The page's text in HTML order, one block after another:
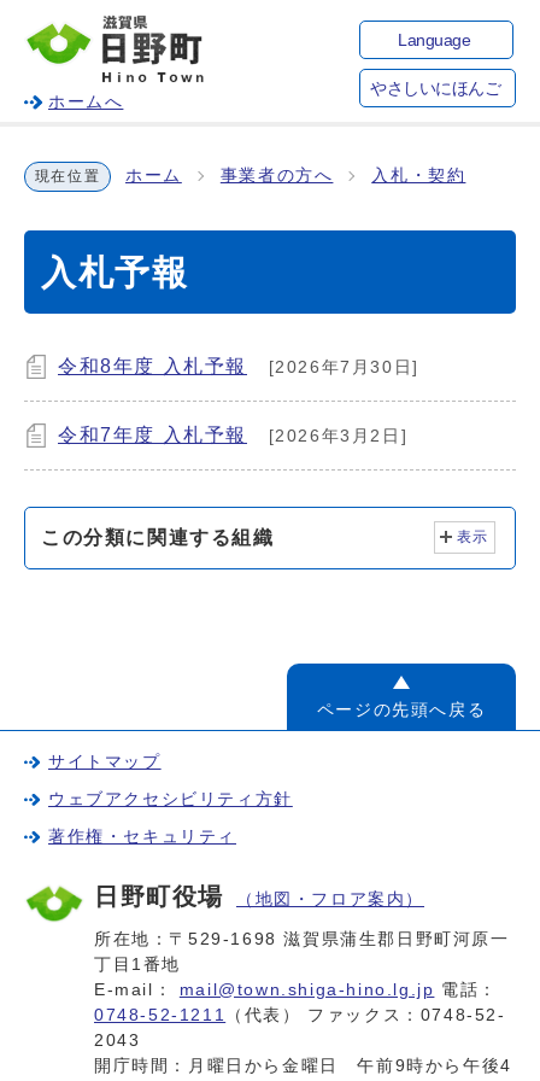
ホームへ
Language
やさしいにほんご
現在位置 ホーム 事業者の方へ 入札・契約
入札予報
令和8年度 入札予報 [2026年7月30日]
令和7年度 入札予報 [2026年3月2日]
この分類に関連する組織 表示
ページの先頭へ戻る
サイトマップ
ウェブアクセシビリティ方針
著作権・セキュリティ
日野町役場 （地図・フロア案内）
所在地：〒529-1698 滋賀県蒲生郡日野町河原一
丁目1番地
E-mail： mail@town.shiga-hino.lg.jp 電話：
0748-52-1211
（代表） ファックス：0748-52-
2043
開庁時間：月曜日から金曜日 午前9時から午後4